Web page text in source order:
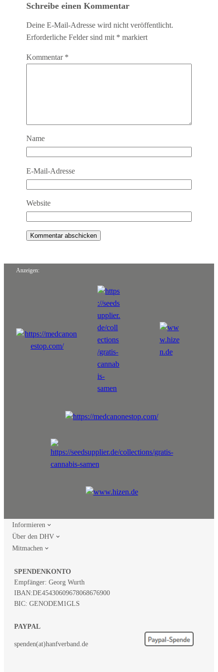
Schreibe einen Kommentar
Deine E-Mail-Adresse wird nicht veröffentlicht.
Erforderliche Felder sind mit * markiert
Kommentar *
Name
E-Mail-Adresse
Website
Anzeigen:
Informieren
Über den DHV
Mitmachen
SPENDENKONTO
Empfänger: Georg Wurth
IBAN:DE45430609678068676900
BIC: GENODEM1GLS
PAYPAL
spenden(at)hanfverband.de